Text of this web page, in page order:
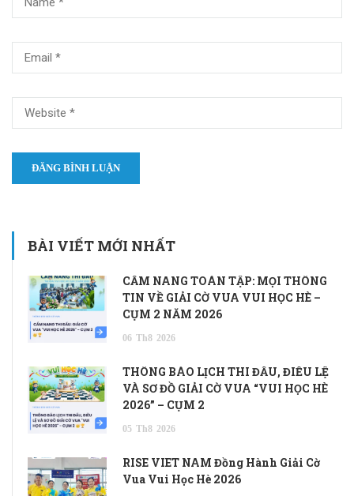
BÀI VIẾT MỚI NHẤT
CẨM NANG TOÀN TẬP: MỌI THÔNG
TIN VỀ GIẢI CỜ VUA VUI HỌC HÈ –
CỤM 2 NĂM 2026
06 Th8 2026
THÔNG BÁO LỊCH THI ĐẤU, ĐIỀU LỆ
VÀ SƠ ĐỒ GIẢI CỜ VUA “VUI HỌC HÈ
2026” – CỤM 2
05 Th8 2026
RISE VIET NAM Đồng Hành Giải Cờ
Vua Vui Học Hè 2026